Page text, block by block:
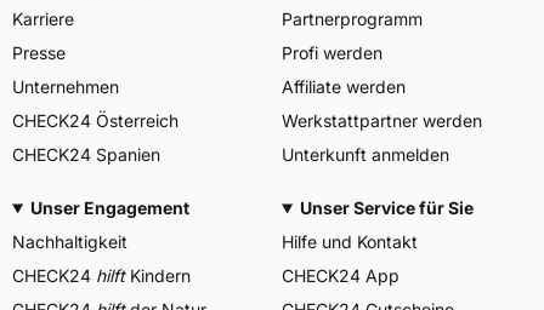
Karriere
Presse
Unternehmen
CHECK24 Österreich
CHECK24 Spanien
Partnerprogramm
Profi werden
Affiliate werden
Werkstattpartner werden
Unterkunft anmelden
Unser Engagement
Nachhaltigkeit
CHECK24 hilftKindern
Unser Service für Sie
Hilfe und Kontakt
CHECK24 App